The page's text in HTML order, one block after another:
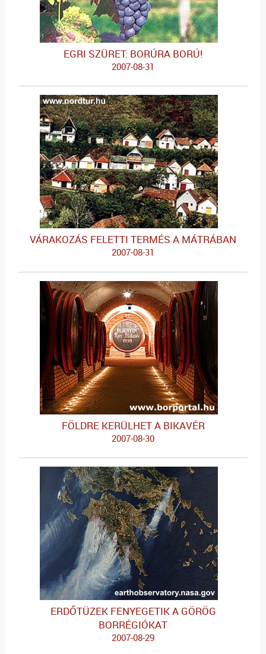
EGRI SZÜRET: BORÚRA BORÚ!
2007-08-31
VÁRAKOZÁS FELETTI TERMÉS A MÁTRÁBAN
2007-08-31
FÖLDRE KERÜLHET A BIKAVÉR
2007-08-30
ERDŐTÜZEK FENYEGETIK A GÖRÖG
BORRÉGIÓKAT
2007-08-29